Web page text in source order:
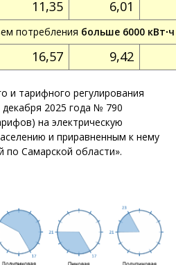
11,35 6,01
потребления больше 6000 кВт∙ч
16,57 9,42
и тарифного регулирования
2025 года № 790
на электрическую
и приравненным к нему
по Самарской области».